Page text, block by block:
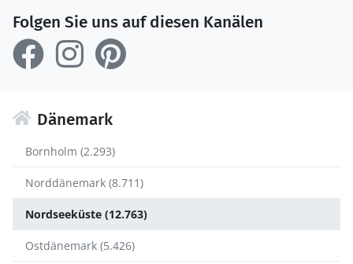
Folgen Sie uns auf diesen Kanälen
Dänemark
Bornholm (2.293)
Norddänemark (8.711)
Nordseeküste (12.763)
Ostdänemark (5.426)